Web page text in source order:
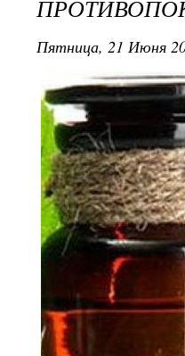
Пятница, 21 Июня